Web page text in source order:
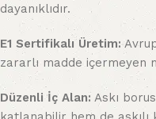
dayanıklıdır.
E1 Sertifikalı Üretim:
zararlı madde içermeyen
Düzenli İç Alan: Askı